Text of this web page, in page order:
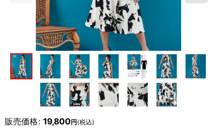
販売価格: 19,800円(税込)